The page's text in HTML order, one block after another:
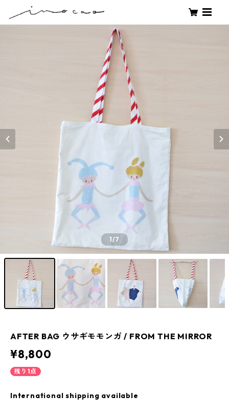
1/7
AFTER BAG ウサギモモンガ / FROM THE MIRROR
¥8,800
残り1点
International shipping available